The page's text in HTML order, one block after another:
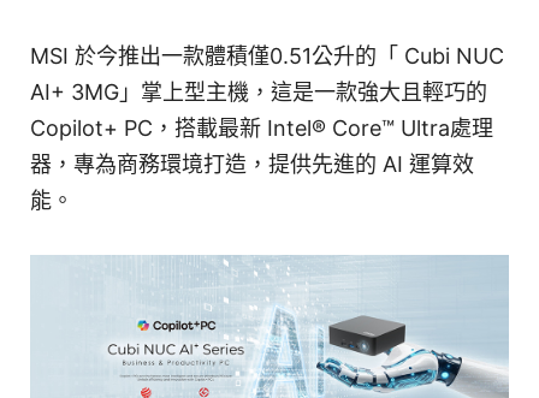
MSI 於今推出一款體積僅0.51公升的「 Cubi NUC
AI+ 3MG」掌上型主機，這是一款強大且輕巧的
Copilot+ PC，搭載最新 Intel® Core™ Ultra處理
器，專為商務環境打造，提供先進的 AI 運算效
能。